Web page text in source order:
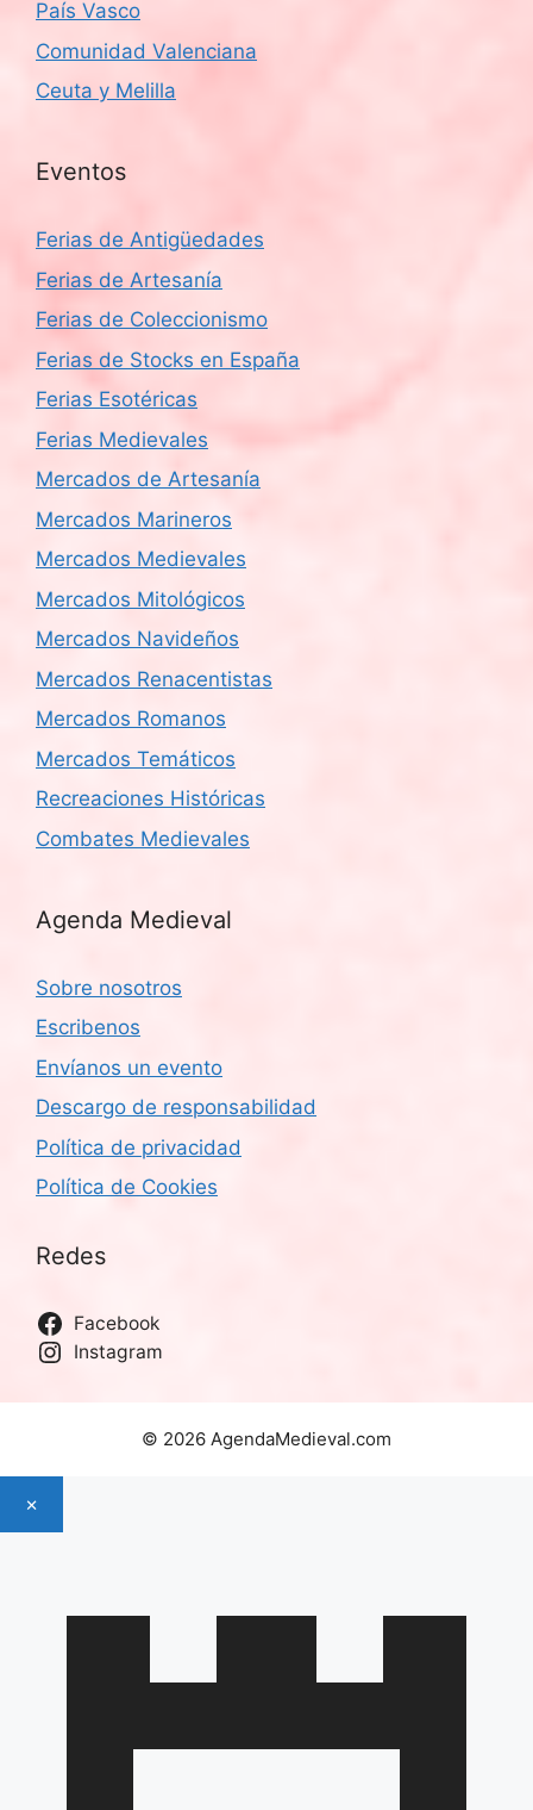
País Vasco
Comunidad Valenciana
Ceuta y Melilla
Eventos
Ferias de Antigüedades
Ferias de Artesanía
Ferias de Coleccionismo
Ferias de Stocks en España
Ferias Esotéricas
Ferias Medievales
Mercados de Artesanía
Mercados Marineros
Mercados Medievales
Mercados Mitológicos
Mercados Navideños
Mercados Renacentistas
Mercados Romanos
Mercados Temáticos
Recreaciones Históricas
Combates Medievales
Agenda Medieval
Sobre nosotros
Escribenos
Envíanos un evento
Descargo de responsabilidad
Política de privacidad
Política de Cookies
Redes
Facebook
Instagram
© 2026 AgendaMedieval.com
×